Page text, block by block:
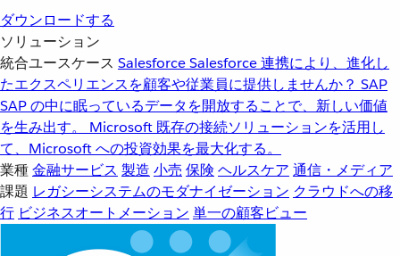
ダウンロードする
ソリューション
統合ユースケース SalesforceSalesforce 連携により、進化し
たエクスペリエンスを顧客や従業員に提供しませんか？ SAP
SAP の中に眠っているデータを開放することで、新しい価値
を生み出す。
Microsoft 既存の接続ソリューションを活用し
て、Microsoft への投資効果を最大化する。
業種金融サービス 製造 小売 保険 ヘルスケア 通信・メディア
課題 レガシーシステムのモダナイゼーション クラウドへの移
行 ビジネスオートメーション 単一の顧客ビュー